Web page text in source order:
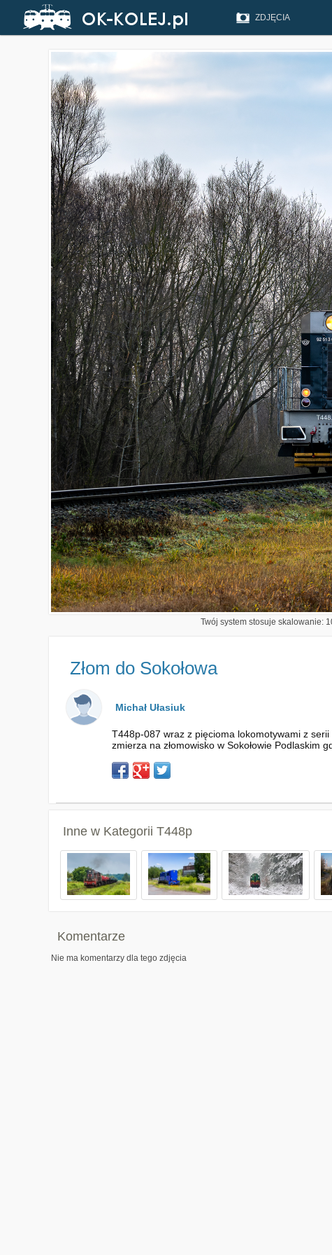
ZDJĘCIA
Twój system stosuje skalowanie:
Złom do Sokołowa
Michał Ułasiuk
T448p-087 wraz z pięcioma lokomotywami z
zmierza na złomowisko w Sokołowie Podlaskim
Inne w Kategorii T448p
Komentarze
Nie ma komentarzy dla tego zdjęcia